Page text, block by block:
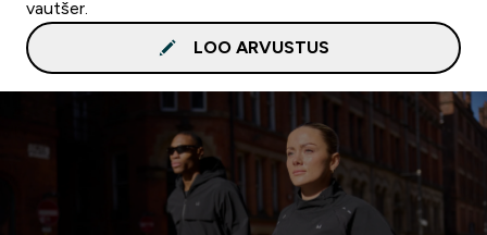
vautšer.
LOO ARVUSTUS